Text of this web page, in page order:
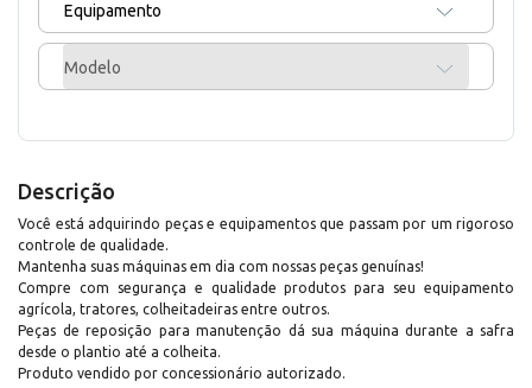
Equipamento
Modelo
Descrição
Você está adquirindo peças e equipamentos que passam por um rigoroso
controle de qualidade.
Mantenha suas máquinas em dia com nossas peças genuínas!
Compre com segurança e qualidade produtos para seu equipamento
agrícola, tratores, colheitadeiras entre outros.
Peças de reposição para manutenção dá sua máquina durante a safra
desde o plantio até a colheita.
Produto vendido por concessionário autorizado.